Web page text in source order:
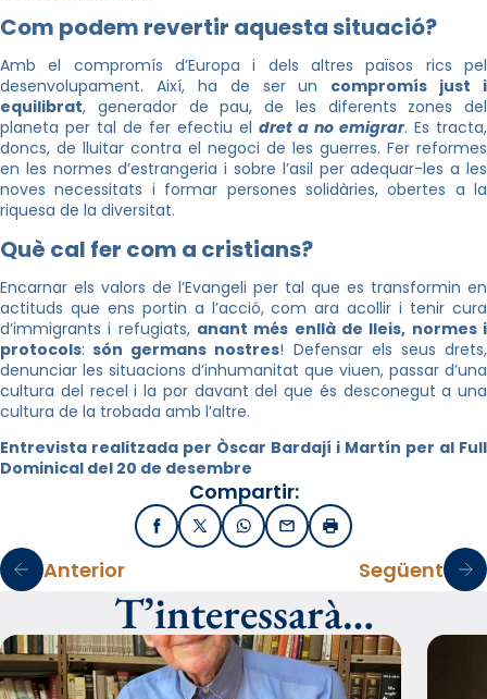
Com podem revertir aquesta situació?
Amb el compromís d’Europa i dels altres països rics pel
desenvolupament. Així, ha de ser un compromís just i
equilibrat, generador de pau, de les diferents zones del
planeta per tal de fer efectiu el dret a no emigrar. Es tracta,
doncs, de lluitar contra el negoci de les guerres. Fer reformes
en les normes d’estrangeria i sobre l’asil per adequar-les a les
noves necessitats i formar persones solidàries, obertes a la
riquesa de la diversitat.
Què cal fer com a cristians?
Encarnar els valors de l’Evangeli per tal que es transformin en
actituds que ens portin a l’acció, com ara acollir i tenir cura
d’immigrants i refugiats, anant més enllà de lleis, normes i
protocols: són germans nostres! Defensar els seus drets,
denunciar les situacions d’inhumanitat que viuen, passar d’una
cultura del recel i la por davant del que és desconegut a una
cultura de la trobada amb l’altre.
Entrevista realitzada per Òscar Bardají i Martín per al Full
Dominical del 20 de desembre
Compartir:
FacebookX / TwitterWhatsApp
EmailImprimir
Anterior Següent
T’interessarà…